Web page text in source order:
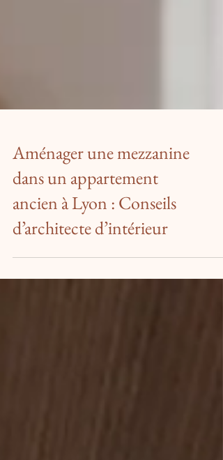
Aménager une mezzanine
dans un appartement
ancien à Lyon : Conseils
d’architecte d’intérieur